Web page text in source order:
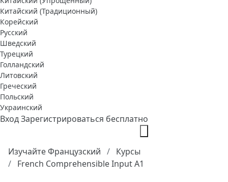
Китайский (Традиционный)
Корейский
Русский
Шведский
Турецкий
Голландский
Литовский
Греческий
Польский
Украинский
ВходЗарегистрироваться бесплатно
Изучайте Французский
Курсы
French Comprehensible Input A1